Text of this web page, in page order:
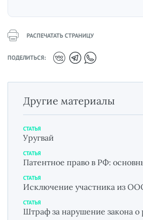
РАСПЕЧАТАТЬ СТРАНИЦУ
ПОДЕЛИТЬСЯ:
Другие материалы
СТАТЬЯ
Уругвай
СТАТЬЯ
Патентное право в РФ:
СТАТЬЯ
Исключение участника из
СТАТЬЯ
Штраф за нарушение закона о